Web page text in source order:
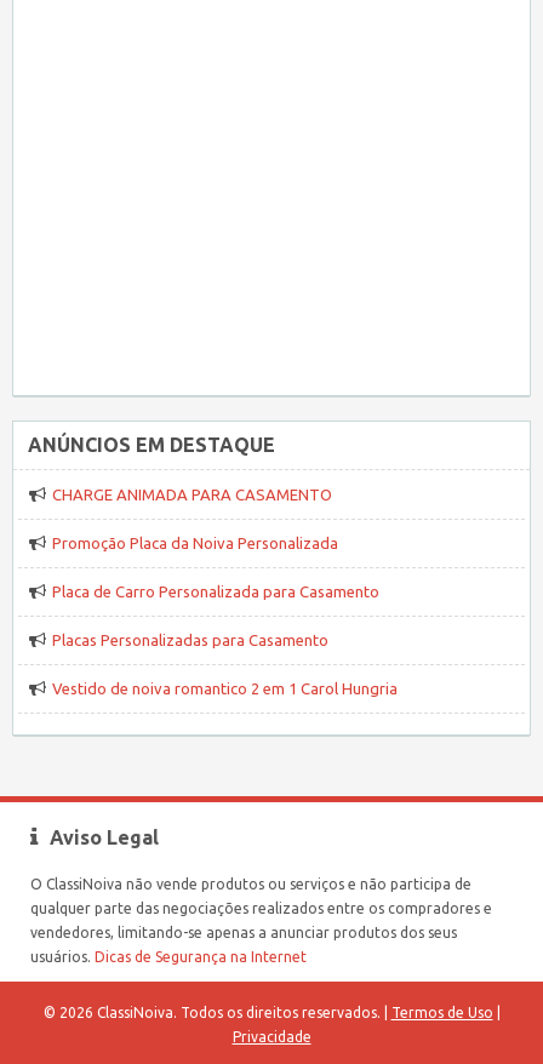
ANÚNCIOS EM DESTAQUE
CHARGE ANIMADA PARA CASAMENTO
Promoção Placa da Noiva Personalizada
Placa de Carro Personalizada para Casamento
Placas Personalizadas para Casamento
Vestido de noiva romantico 2 em 1 Carol Hungria
Aviso Legal
O ClassiNoiva não vende produtos ou serviços e não participa de
qualquer parte das negociações realizados entre os compradores e
vendedores, limitando-se apenas a anunciar produtos dos seus
usuários. Dicas de Segurança na Internet
© 2026 ClassiNoiva. Todos os direitos reservados. | Termos de Uso
Privacidade